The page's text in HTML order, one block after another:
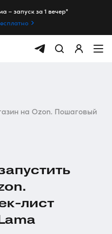
– запуск за 1 вечер"
на Ozon. Пошаговый
лист